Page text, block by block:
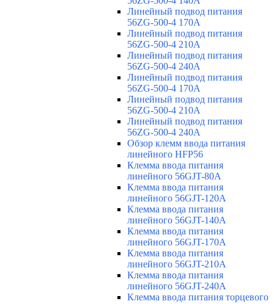
Линейный подвод питания
56ZG-500-4 170A
Линейный подвод питания
56ZG-500-4 210A
Линейный подвод питания
56ZG-500-4 240A
Линейный подвод питания
56ZG-500-4 170A
Линейный подвод питания
56ZG-500-4 210A
Линейный подвод питания
56ZG-500-4 240A
Обзор клемм ввода питания
линейного HFP56
Клемма ввода питания
линейного 56GJT-80A
Клемма ввода питания
линейного 56GJT-120A
Клемма ввода питания
линейного 56GJT-140A
Клемма ввода питания
линейного 56GJT-170A
Клемма ввода питания
линейного 56GJT-210A
Клемма ввода питания
линейного 56GJT-240A
Клемма ввода питания торцевого